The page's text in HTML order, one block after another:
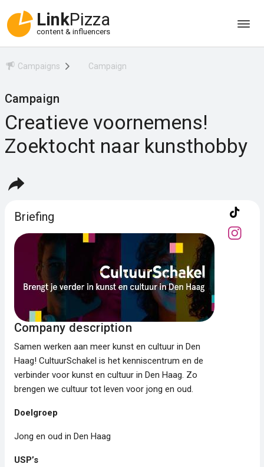
LinkPizza
content & influencers
Campaigns Campaign
Campaign
Creatieve voornemens!
Zoektocht naar kunsthobby
Briefing
Company description
Samen werken aan meer kunst en cultuur in Den
Haag! CultuurSchakel is het kenniscentrum en de
verbinder voor kunst en cultuur in Den Haag. Zo
brengen we cultuur tot leven voor jong en oud.
Doelgroep
Jong en oud in Den Haag
USP’s